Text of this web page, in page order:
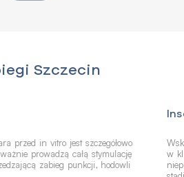
Szczecin
przed in vitro jest szczegółowo
prowadzą całą stymulację
zabieg punkcji, hodowli
w